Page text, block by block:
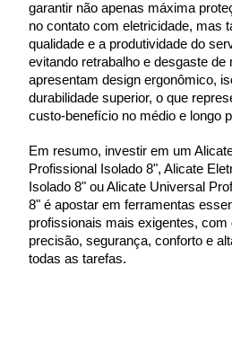
garantir não apenas máxima
no contato com eletricidade, mas
qualidade e a produtividade do
evitando retrabalho e desgaste de
apresentam design ergonômico,
durabilidade superior, o que
custo-benefício no médio e longo
Em resumo, investir em um
Profissional Isolado 8", Alicate
Isolado 8" ou Alicate Universal
8" é apostar em ferramentas
profissionais mais exigentes, com
precisão, segurança, conforto e
todas as tarefas.